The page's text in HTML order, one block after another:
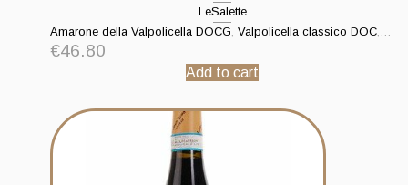
LeSalette
Amarone della Valpolicella DOCG, Valpolicella classico DOC,
€46.80
Add to cart